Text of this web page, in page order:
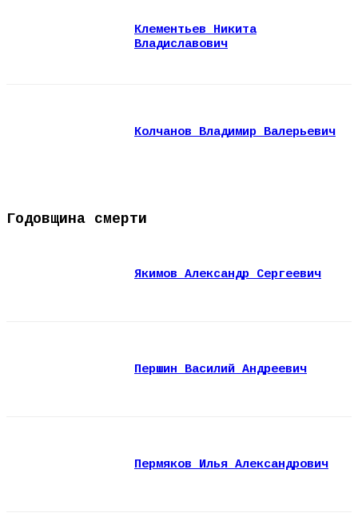
Клементьев Никита
Владиславович
Колчанов Владимир Валерьевич
Годовщина смерти
Якимов Александр Сергеевич
Першин Василий Андреевич
Пермяков Илья Александрович